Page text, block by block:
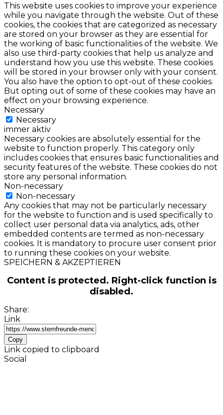
This website uses cookies to improve your experience
while you navigate through the website. Out of these
cookies, the cookies that are categorized as necessary
are stored on your browser as they are essential for
the working of basic functionalities of the website. We
also use third-party cookies that help us analyze and
understand how you use this website. These cookies
will be stored in your browser only with your consent.
You also have the option to opt-out of these cookies.
But opting out of some of these cookies may have an
effect on your browsing experience.
Necessary
Necessary
immer aktiv
Necessary cookies are absolutely essential for the
website to function properly. This category only
includes cookies that ensures basic functionalities and
security features of the website. These cookies do not
store any personal information.
Non-necessary
Non-necessary
Any cookies that may not be particularly necessary
for the website to function and is used specifically to
collect user personal data via analytics, ads, other
embedded contents are termed as non-necessary
cookies. It is mandatory to procure user consent prior
to running these cookies on your website.
SPEICHERN & AKZEPTIEREN
Content is protected. Right-click function is
disabled.
Share:
Link
Copy
Link copied to clipboard
Social